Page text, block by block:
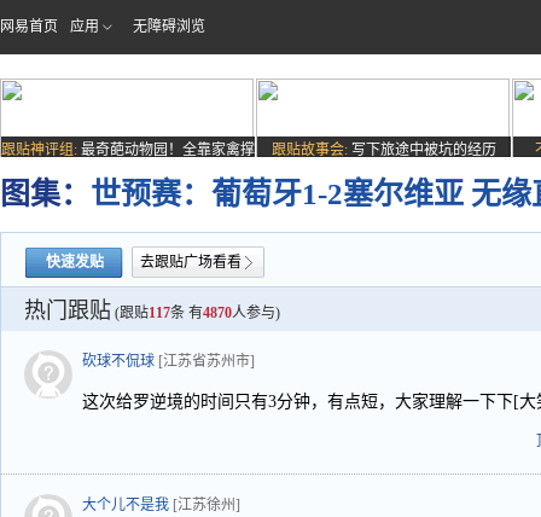
网易首页 应用 无障碍浏览
跟贴神评组: 最奇葩动物园！全靠家禽撑
场子
跟贴故事会: 写下旅途中被坑的经历
图集： 世预赛：葡萄牙1-2塞尔维亚 无缘
快速发贴 去跟贴广场看看
热门跟贴 (跟贴117条 有4870人参与)
砍球不侃球 [江苏省苏州市]
这次给罗逆境的时间只有3分钟，有点短，大家理解一下下[
大个儿不是我 [江苏徐州]